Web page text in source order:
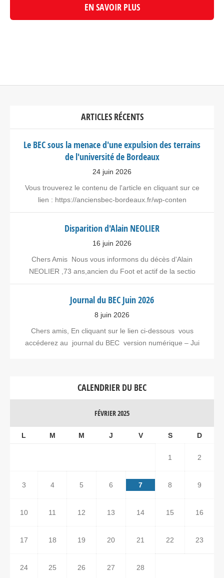
EN SAVOIR PLUS
ARTICLES RÉCENTS
Le BEC sous la menace d'une expulsion des terrains
de l'université de Bordeaux
24 juin 2026
Vous trouverez le contenu de l'article en cliquant sur ce
lien : https://anciensbec-bordeaux.fr/wp-conten
Disparition d'Alain NEOLIER
16 juin 2026
Chers Amis Nous vous informons du décès d'Alain
NEOLIER ,73 ans,ancien du Foot et actif de la sectio
Journal du BEC Juin 2026
8 juin 2026
Chers amis, En cliquant sur le lien ci-dessous vous
accéderez au journal du BEC version numérique – Jui
CALENDRIER DU BEC
FÉVRIER 2025
L M M J V S D
1 2
3 4 5 6 7 8 9
10 11 12 13 14 15 16
17 18 19 20 21 22 23
24 25 26 27 28